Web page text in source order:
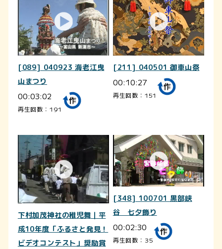
[089] 040923 海老江曳
山まつり
00:03:02
再生回数：191
[211] 040501 御車山祭
00:10:27
再生回数：151
下村加茂神社の稚児舞｜平
成10年度「ふるさと発見！
ビデオコンテスト」奨励賞
[348] 100701 黒部峡
谷 七夕飾り
00:02:30
再生回数：35